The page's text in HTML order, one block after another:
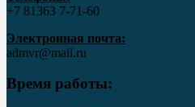
+7 81363 7‑71-60
Электронная почта:
admvr@mail.ru
Время работы: